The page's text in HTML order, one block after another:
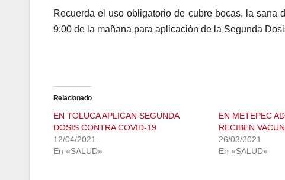
Recuerda el uso obligatorio de cubre bocas, la
9:00 de la mañana para aplicación de la Segunda
Relacionado
EN TOLUCA APLICAN SEGUNDA
DOSIS CONTRA COVID-19
12/04/2021
En «SALUD»
EN METEPEC
RECIBEN
26/03/2021
En «SALUD»